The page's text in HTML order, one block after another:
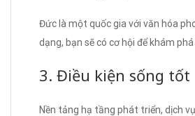
Đức là một quốc gia với văn hóa
dạng, bạn sẽ có cơ hội để khám phá
3. Điều kiện sống tốt
Nền tảng hạ tầng phát triển, dịch